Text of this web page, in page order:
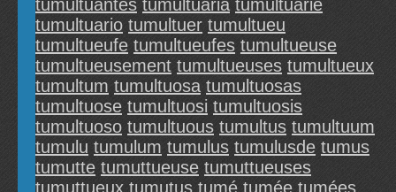
tumultuantes tumultuaria tumultuarie
tumultuario tumultuer tumultueu
tumultueufe tumultueufes tumultueuse
tumultueusement tumultueuses tumultueux
tumultum tumultuosa tumultuosas
tumultuose tumultuosi tumultuosis
tumultuoso tumultuous tumultus tumultuum
tumulu tumulum tumulus tumulusde tumus
tumutte tumuttueuse tumuttueuses
tumuttueux tumutus tumé tumée tumées